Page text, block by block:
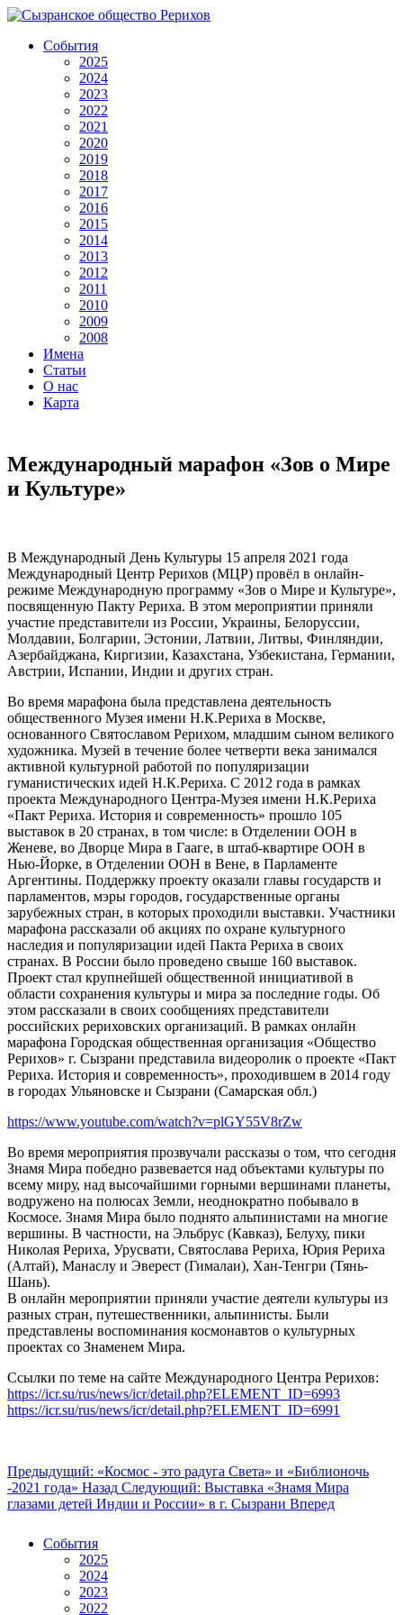
События
2025
2024
2023
2022
2021
2020
2019
2018
2017
2016
2015
2014
2013
2012
2011
2010
2009
2008
Имена
Статьи
О нас
Карта
Международный марафон «Зов о Мире
и Культуре»
В Международный День Культуры 15 апреля 2021 года
Международный Центр Рерихов (МЦР) провёл в онлайн-
режиме Международную программу «Зов о Мире и Культуре»,
посвященную Пакту Рериха. В этом мероприятии приняли
участие представители из России, Украины, Белоруссии,
Молдавии, Болгарии, Эстонии, Латвии, Литвы, Финляндии,
Азербайджана, Киргизии, Казахстана, Узбекистана, Германии,
Австрии, Испании, Индии и других стран.
Во время марафона была представлена деятельность
общественного Музея имени Н.К.Рериха в Москве,
основанного Святославом Рерихом, младшим сыном великого
художника. Музей в течение более четверти века занимался
активной культурной работой по популяризации
гуманистических идей Н.К.Рериха. С 2012 года в рамках
проекта Международного Центра-Музея имени Н.К.Рериха
«Пакт Рериха. История и современность» прошло 105
выставок в 20 странах, в том числе: в Отделении ООН в
Женеве, во Дворце Мира в Гааге, в штаб-квартире ООН в
Нью-Йорке, в Отделении ООН в Вене, в Парламенте
Аргентины. Поддержку проекту оказали главы государств и
парламентов, мэры городов, государственные органы
зарубежных стран, в которых проходили выставки. Участники
марафона рассказали об акциях по охране культурного
наследия и популяризации идей Пакта Рериха в своих
странах. В России было проведено свыше 160 выставок.
Проект стал крупнейшей общественной инициативой в
области сохранения культуры и мира за последние годы. Об
этом рассказали в своих сообщениях представители
российских рериховских организаций. В рамках онлайн
марафона Городская общественная организация «Общество
Рерихов» г. Сызрани представила видеоролик о проекте «Пакт
Рериха. История и современность», проходившем в 2014 году
в городах Ульяновске и Сызрани (Самарская обл.)
https://www.youtube.com/watch?v=plGY55V8rZw
Во время мероприятия прозвучали рассказы о том, что сегодня
Знамя Мира победно развевается над объектами культуры по
всему миру, над высочайшими горными вершинами планеты,
водружено на полюсах Земли, неоднократно побывало в
Космосе. Знамя Мира было поднято альпинистами на многие
вершины. В частности, на Эльбрус (Кавказ), Белуху, пики
Николая Рериха, Урусвати, Святослава Рериха, Юрия Рериха
(Алтай), Манаслу и Эверест (Гималаи), Хан-Тенгри (Тянь-
Шань).
В онлайн мероприятии приняли участие деятели культуры из
разных стран, путешественники, альпинисты. Были
представлены воспоминания космонавтов о культурных
проектах со Знаменем Мира.
Ссылки по теме на сайте Международного Центра Рерихов:
https://icr.su/rus/news/icr/detail.php?ELEMENT_ID=6993
https://icr.su/rus/news/icr/detail.php?ELEMENT_ID=6991
Предыдущий: «Космос - это радуга Света» и «Библионочь
-2021 года» Назад Следующий: Выставка «Знамя Мира
глазами детей Индии и России» в г. Сызрани Вперед
События
2025
2024
2023
2022